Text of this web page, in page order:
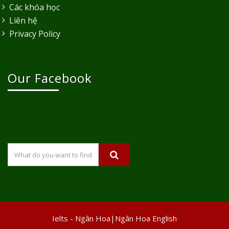
Các khóa học
Liên hệ
Privacy Policy
Our Facebook
Ielts - Ngân Hoa|Ngân Hoa English